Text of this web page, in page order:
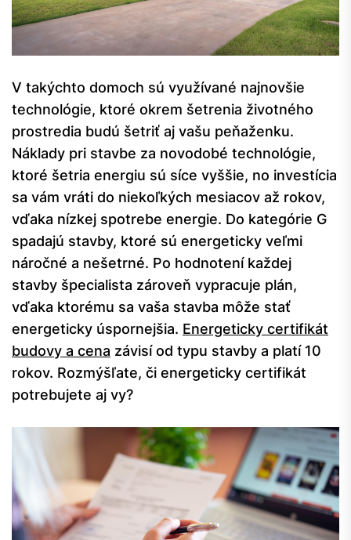
V takýchto domoch sú využívané najnovšie
technológie, ktoré okrem šetrenia životného
prostredia budú šetriť aj vašu peňaženku.
Náklady pri stavbe za novodobé technológie,
ktoré šetria energiu sú síce vyššie, no investícia
sa vám vráti do niekoľkých mesiacov až rokov,
vďaka nízkej spotrebe energie. Do kategórie G
spadajú stavby, ktoré sú energeticky veľmi
náročné a nešetrné. Po hodnotení každej
stavby špecialista zároveň vypracuje plán,
vďaka ktorému sa vaša stavba môže stať
energeticky úspornejšia. Energeticky certifikát
budovy a cena závisí od typu stavby a platí 10
rokov. Rozmýšľate, či energeticky certifikát
potrebujete aj vy?